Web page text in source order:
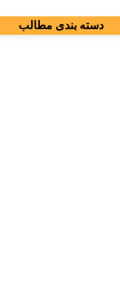
دسته بندی مطالب